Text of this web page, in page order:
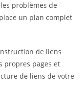
problèmes de
un plan complet
de liens
propres pages et
de liens de votre